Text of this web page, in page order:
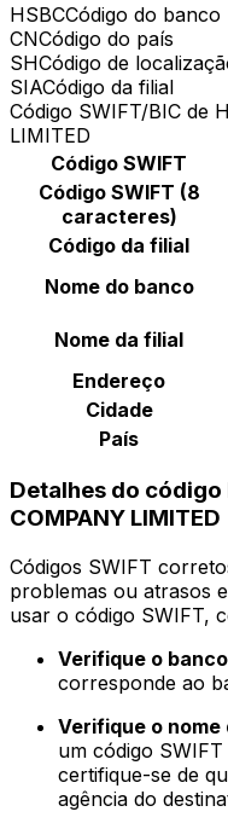
HSBCCódigo do banco
CNCódigo do país
SHCódigo de
SIACódigo da filial
Código SWIFT/BIC de
LIMITED
Código SWIFT
Código SWIFT (8
caracteres)
Código da filial
Nome do banco
Nome da filial
Endereço
Cidade
País
Detalhes do código
COMPANY LIMITED
Códigos SWIFT
problemas ou atrasos
usar o código SWIFT,
Verifique o
corresponde ao
Verifique o nome
um código
certifique-se de
agência do